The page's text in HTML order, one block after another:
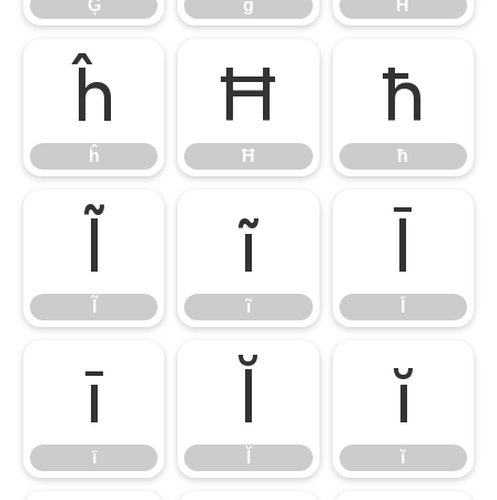
Ģ ģ Ĥ
ĥ
ĥ
Ħ
Ħ
ħ
ħ
Ĩ ĩ
ĩ
Ī
ī
ī
Ĭ ĭ
ĭ